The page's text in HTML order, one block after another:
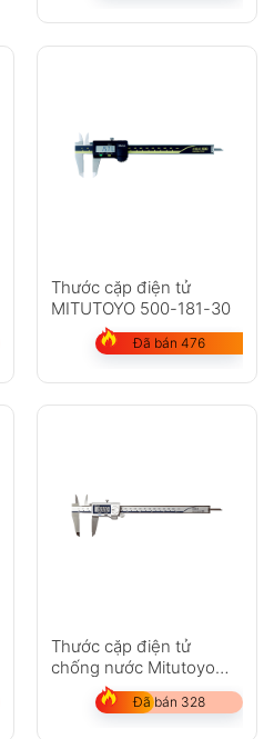
Thước cặp điện tử
MITUTOYO 500-181-30
Đã bán 476
Thước cặp điện tử
chống nước Mitutoyo
500-753-20
Đã bán 328